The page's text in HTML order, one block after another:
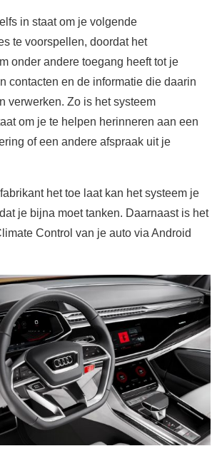
in staat om je volgende
te voorspellen, doordat het
onder andere toegang heeft tot je
contacten en de informatie die daarin
verwerken. Zo is het systeem
om je te helpen herinneren aan een
of een andere afspraak uit je
het toe laat kan het systeem je
je bijna moet tanken. Daarnaast is het
Control van je auto via Android